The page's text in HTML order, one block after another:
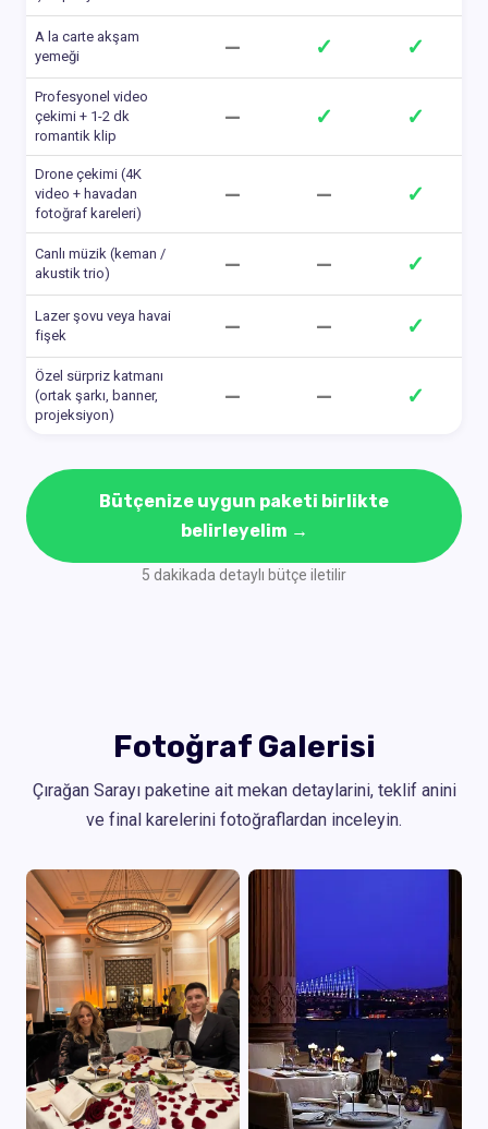
A la carte akşam
yemeği
— ✓ ✓
Profesyonel video
çekimi + 1-2 dk
romantik klip
— ✓ ✓
Drone çekimi (4K
video + havadan
fotoğraf kareleri)
— — ✓
Canlı müzik (keman /
akustik trio)
— — ✓
Lazer şovu veya havai
fişek
— — ✓
Özel sürpriz katmanı
(ortak şarkı, banner,
projeksiyon)
— — ✓
Bütçenize uygun paketi birlikte
belirleyelim →
5 dakikada detaylı bütçe iletilir
Fotoğraf Galerisi
Çırağan Sarayı paketine ait mekan detaylarini, teklif anini
ve final karelerini fotoğraflardan inceleyin.